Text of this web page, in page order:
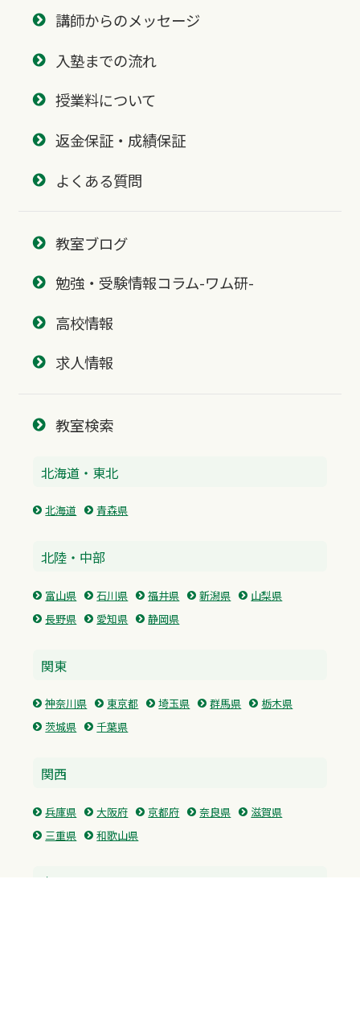
講師からのメッセージ
入塾までの流れ
授業料について
返金保証・成績保証
よくある質問
教室ブログ
勉強・受験情報コラム-ワム研-
高校情報
求人情報
教室検索
北海道・東北
北海道 青森県
北陸・中部
富山県 石川県 福井県 新潟県
山梨県
長野県
愛知県 静岡県
関東
神奈川県 東京都 埼玉県 群馬県
栃木県
茨城県
千葉県
関西
兵庫県 大阪府 京都府 奈良県
滋賀県
三重県
和歌山県
中国・四国